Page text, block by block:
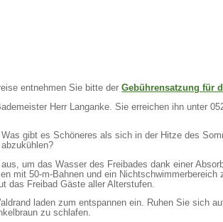
entnehmen Sie bitte der Gebührensatzung für
Herr Langanke. Sie erreichen ihn unter
Was gibt es Schöneres als sich in der Hitze des
abzukühlen?
um das Wasser des Freibades dank einer
mit 50-m-Bahnen und ein Nichtschwimmerbereich
das Freibad Gäste aller Alterstufen.
laden zum entspannen ein. Ruhen Sie sich
zu schlafen.